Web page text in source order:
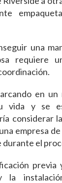
una
requiere
en
vida y se
considerar
empresa
durante el
previa
la